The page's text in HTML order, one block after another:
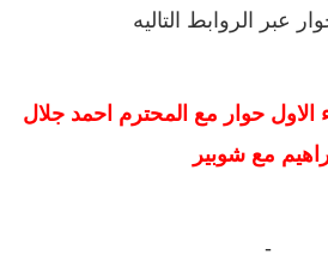
عبر الروابط التاليه
الاول حوار مع المحترم احمد جلال
مع شوبير
-